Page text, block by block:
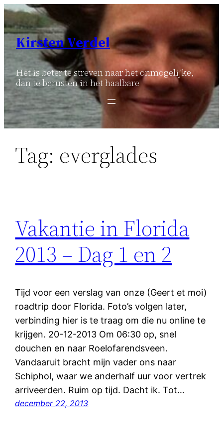
Ga
naar
inhoud
Kirsten Verdel
Het is beter te streven naar het onmogelijke,
dan te berusten in het haalbare
Tag: everglades
Vakantie in Florida
2013 – Dag 1 en 2
Tijd voor een verslag van onze (Geert et moi)
roadtrip door Florida. Foto’s volgen later,
verbinding hier is te traag om die nu online te
krijgen. 20-12-2013 Om 06:30 op, snel
douchen en naar Roelofarendsveen.
Vandaaruit bracht mijn vader ons naar
Schiphol, waar we anderhalf uur voor vertrek
arriveerden. Ruim op tijd. Dacht ik. Tot…
december 22, 2013